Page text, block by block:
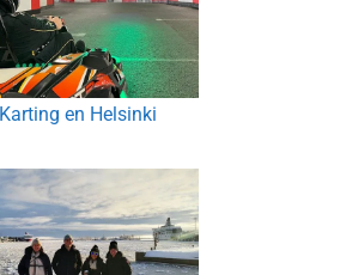
Karting en Helsinki